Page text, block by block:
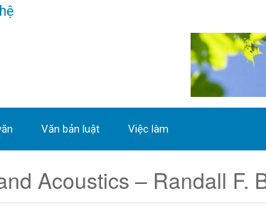
Văn bản luật Việc làm
Acoustics – Randall F.